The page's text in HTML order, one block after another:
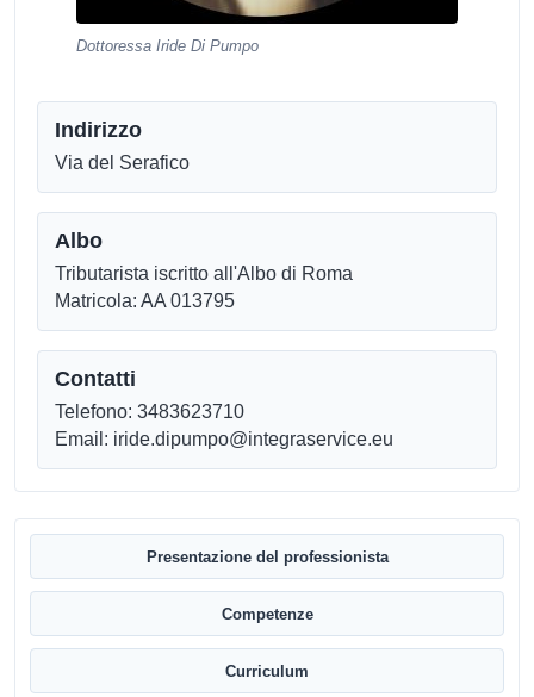
Dottoressa Iride Di Pumpo
Indirizzo
Via del Serafico
Albo
Tributarista iscritto all'Albo di Roma
Matricola: AA 013795
Contatti
Telefono: 3483623710
Email: iride.dipumpo@integraservice.eu
Presentazione del professionista
Competenze
Curriculum